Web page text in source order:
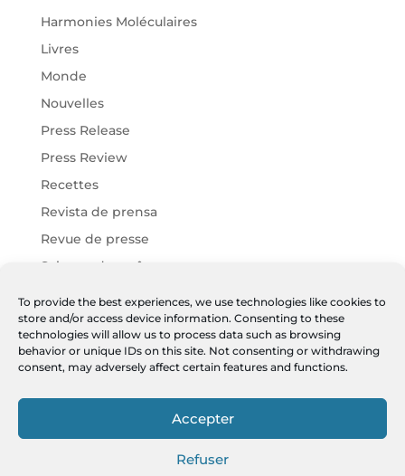
To provide the best experiences, we use technologies like cookies to
store and/or access device information. Consenting to these
technologies will allow us to process data such as browsing
behavior or unique IDs on this site. Not consenting or withdrawing
consent, may adversely affect certain features and functions.
Accepter
Refuser
Harmonies Moléculaires
Livres
Monde
Nouvelles
Press Release
Press Review
Recettes
Revista de prensa
Revue de presse
Science des arômes
Vins Harmonies
Vins JF